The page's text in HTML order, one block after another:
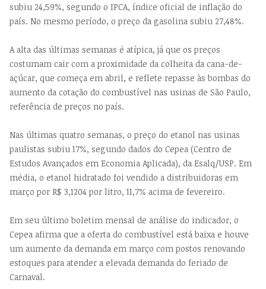
subiu 24,59%, segundo o IPCA, índice oficial de inflação do
país. No mesmo período, o preço da gasolina subiu 27,48%.
A alta das últimas semanas é atípica, já que os preços
costumam cair com a proximidade da colheita da cana-de-
açúcar, que começa em abril, e reflete repasse às bombas do
aumento da cotação do combustível nas usinas de São Paulo,
referência de preços no país.
Nas últimas quatro semanas, o preço do etanol nas usinas
paulistas subiu 17%, segundo dados do Cepea (Centro de
Estudos Avançados em Economia Aplicada), da Esalq/USP. Em
média, o etanol hidratado foi vendido a distribuidoras em
março por R$ 3,1204 por litro, 11,7% acima de fevereiro.
Em seu último boletim mensal de análise do indicador, o
Cepea afirma que a oferta do combustível está baixa e houve
um aumento da demanda em março com postos renovando
estoques para atender a elevada demanda do feriado de
Carnaval.